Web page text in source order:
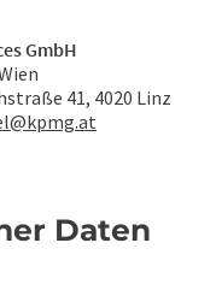
GmbH
41, 4020 Linz
Daten